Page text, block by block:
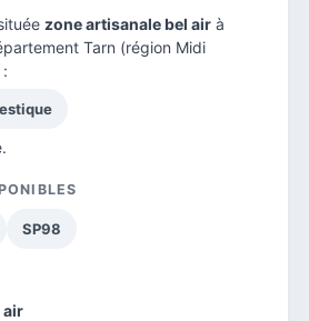
zone artisanale bel air à
Tarn (région Midi
SP98
air